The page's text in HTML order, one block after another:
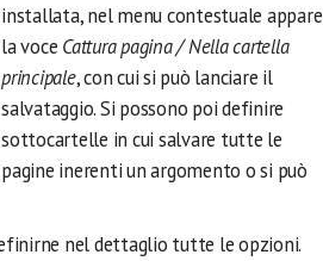
installata, nel menu contestuale appare
la voce Cattura pagina / Nella cartella
principale, con cui si può lanciare il
salvataggio. Si possono poi definire
sottocartelle in cui salvare tutte le
pagine inerenti un argomento o si può
nel dettaglio tutte le opzioni.